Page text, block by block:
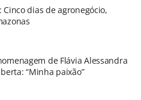
dias de agronegócio,
de Flávia Alessandra
“Minha paixão”